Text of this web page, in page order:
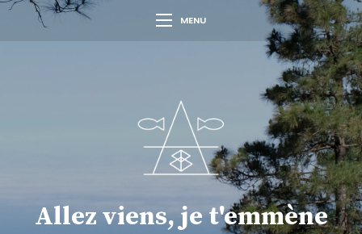
MENU
Allez viens, je t'emmène